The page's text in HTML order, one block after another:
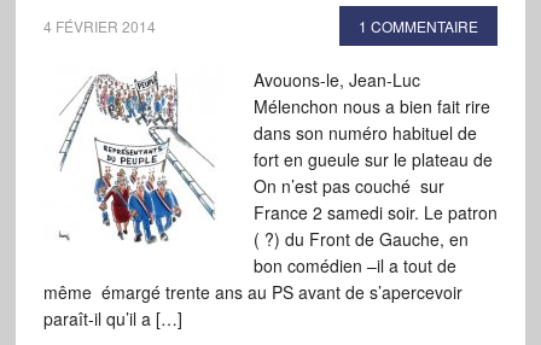
4 FÉVRIER 2014 1 COMMENTAIRE
Avouons-le, Jean-Luc
Mélenchon nous a bien fait rire
dans son numéro habituel de
fort en gueule sur le plateau de
On n’est pas couché sur
France 2 samedi soir. Le patron
( ?) du Front de Gauche, en
bon comédien –il a tout de
même émargé trente ans au PS avant de s’apercevoir
paraît-il qu’il a […]